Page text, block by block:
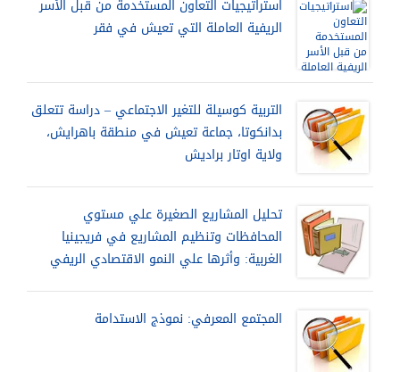
استراتيجيات التعاون المستخدمة من قبل الأسر
الريفية العاملة التي تعيش في فقر
التربية كوسيلة للتغير الاجتماعي – دراسة تتعلق
بدانكوتا، جماعة تعيش في منطقة باهرايش،
ولاية اوتار براديش
تحليل المشاريع الصغيرة علي مستوي
المحافظات وتنظيم المشاريع في فريجينيا
الغربية: وأثرها علي النمو الاقتصادي الريفي
المجتمع المعرفي: نموذج الاستدامة